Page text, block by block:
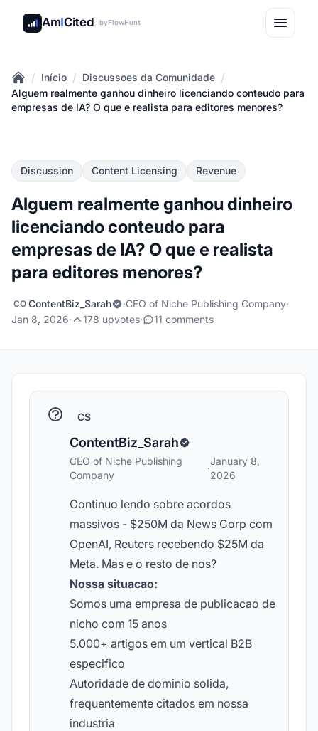
AmICited byFlowHunt
Home
/ Início / Discussoes da Comunidade /
Alguem realmente ganhou dinheiro licenciando conteudo para
empresas de IA? O que e realista para editores menores?
Discussion Content Licensing Revenue
Alguem realmente ganhou dinheiro
licenciando conteudo para
empresas de IA? O que e realista
para editores menores?
CO ContentBiz_Sarah ·CEO of Niche Publishing Company·
Jan 8, 2026· 178 upvotes· 11 comments
CS
ContentBiz_Sarah
CEO of Niche Publishing
Company
·
January 8,
2026
Continuo lendo sobre acordos
massivos - $250M da News Corp com
OpenAI, Reuters recebendo $25M da
Meta. Mas e o resto de nos?
Nossa situacao:
Somos uma empresa de publicacao de
nicho com 15 anos
5.000+ artigos em um vertical B2B
especifico
Autoridade de dominio solida,
frequentemente citados em nossa
industria